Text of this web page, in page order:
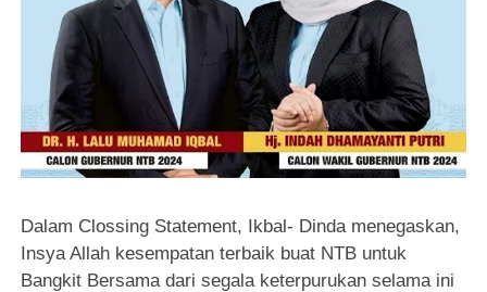
Dalam Clossing Statement, Ikbal- Dinda menegaskan,
Insya Allah kesempatan terbaik buat NTB untuk
Bangkit Bersama dari segala keterpurukan selama ini